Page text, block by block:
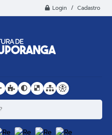
Login / Cadastro